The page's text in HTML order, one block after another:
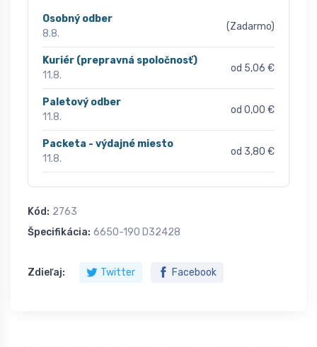
Osobný odber
8.8.
(Zadarmo)
Kuriér (prepravná spoločnosť)
11.8.
od 5,06 €
Paletový odber
11.8.
od 0,00 €
Packeta - výdajné miesto
11.8.
od 3,80 €
Kód: 2763
Špecifikácia: 6650-190 D32428
Zdieľaj: Twitter Facebook